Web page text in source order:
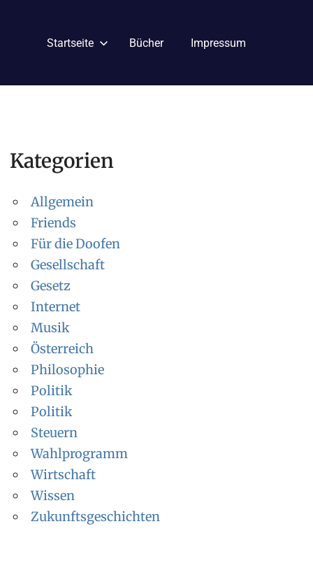
Startseite Bücher Impressum
Kategorien
Allgemein
Friends
Für die Doofen
Gesellschaft
Gesetz
Internet
Musik
Österreich
Philosophie
Politik
Politik
Steuern
Wahlprogramm
Wirtschaft
Wissen
Zukunftsgeschichten